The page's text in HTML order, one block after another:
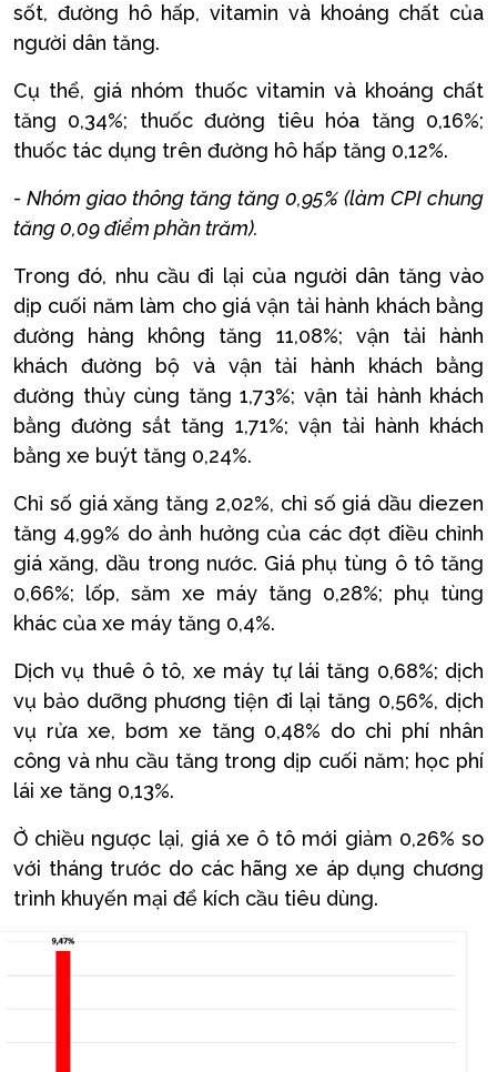
sốt, đường hô hấp, vitamin và khoáng chất của
người dân tăng.
Cụ thể, giá nhóm thuốc vitamin và khoáng chất
tăng 0,34%; thuốc đường tiêu hóa tăng 0,16%;
thuốc tác dụng trên đường hô hấp tăng 0,12%.
- Nhóm giao thông tăng tăng 0,95% (làm CPI chung
tăng 0,09 điểm phần trăm).
Trong đó, nhu cầu đi lại của người dân tăng vào
dịp cuối năm làm cho giá vận tải hành khách bằng
đường hàng không tăng 11,08%; vận tải hành
khách đường bộ và vận tải hành khách bằng
đường thủy cùng tăng 1,73%; vận tải hành khách
bằng đường sắt tăng 1,71%; vận tải hành khách
bằng xe buýt tăng 0,24%.
Chỉ số giá xăng tăng 2,02%, chỉ số giá dầu diezen
tăng 4,99% do ảnh hưởng của các đợt điều chỉnh
giá xăng, dầu trong nước. Giá phụ tùng ô tô tăng
0,66%; lốp, săm xe máy tăng 0,28%; phụ tùng
khác của xe máy tăng 0,4%.
Dịch vụ thuê ô tô, xe máy tự lái tăng 0,68%; dịch
vụ bảo dưỡng phương tiện đi lại tăng 0,56%, dịch
vụ rửa xe, bơm xe tăng 0,48% do chi phí nhân
công và nhu cầu tăng trong dịp cuối năm; học phí
lái xe tăng 0,13%.
Ở chiều ngược lại, giá xe ô tô mới giảm 0,26% so
với tháng trước do các hãng xe áp dụng chương
trình khuyến mại để kích cầu tiêu dùng.